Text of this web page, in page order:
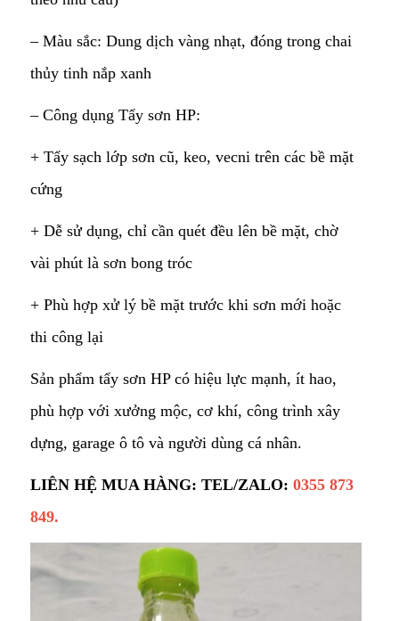
– Màu sắc: Dung dịch vàng nhạt, đóng trong chai
thủy tinh nắp xanh
– Công dụng Tẩy sơn HP:
+ Tẩy sạch lớp sơn cũ, keo, vecni trên các bề mặt
cứng
+ Dễ sử dụng, chỉ cần quét đều lên bề mặt, chờ
vài phút là sơn bong tróc
+ Phù hợp xử lý bề mặt trước khi sơn mới hoặc
thi công lại
Sản phẩm tẩy sơn HP có hiệu lực mạnh, ít hao,
phù hợp với xưởng mộc, cơ khí, công trình xây
dựng, garage ô tô và người dùng cá nhân.
LIÊN HỆ MUA HÀNG: TEL/ZALO: 0355 873
849.